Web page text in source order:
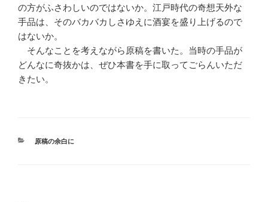
の方がふさわしいのではないか。江戸時代の奇想天外な
手品は、そのバカバカしさゆえに酒宴を盛り上げるので
はないか。
そんなことを考えながら原稿を書いた。当時の手品が
どんなに奇抜かは、ぜひ本書を手に取ってごらんいただ
きたい。
カ
原稿の余白に